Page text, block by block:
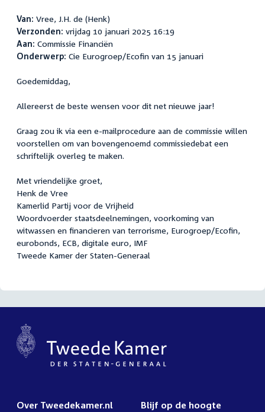
Van: Vree, J.H. de (Henk)
Verzonden: vrijdag 10 januari 2025 16:19
Aan: Commissie Financiën
Onderwerp: Cie Eurogroep/Ecofin van 15 januari
Goedemiddag,
Allereerst de beste wensen voor dit net nieuwe jaar!
Graag zou ik via een e-mailprocedure aan de commissie willen
voorstellen om van bovengenoemd commissiedebat een
schriftelijk overleg te maken.
Met vriendelijke groet,
Henk de Vree
Kamerlid Partij voor de Vrijheid
Woordvoerder staatsdeelnemingen, voorkoming van
witwassen en financieren van terrorisme, Eurogroep/Ecofin,
eurobonds, ECB, digitale euro, IMF
Tweede Kamer der Staten-Generaal
Over Tweedekamer.nl Blijf op de hoogte